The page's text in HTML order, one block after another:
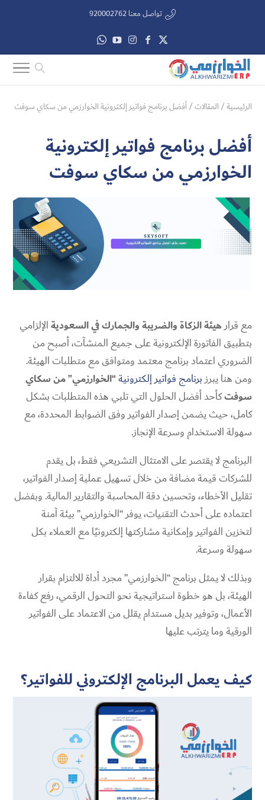
تواصل معنا 920002762
الرئيسية/ المقالات/أفضل برنامج فواتير إلكترونية الخوارزمي من سكاي سوفت
أفضل برنامج فواتير إلكترونية
الخوارزمي من سكاي سوفت
مع قرارهيئة الزكاة والضريبة والجمارك في السعوديةالإلزامي
بتطبيق الفاتورة الإلكترونية على جميع المنشآت، أصبح من
الضروري اعتماد برنامج معتمد ومتوافق مع متطلبات الهيئة.
ومن هنا يبرزبرنامج فواتير إلكترونية“الخوارزمي” من سكاي
سوفتكأحد أفضل الحلول التي تلبي هذه المتطلبات بشكل
كامل، حيث يضمن إصدار الفواتير وفق الضوابط المحددة، مع
سهولة الاستخدام وسرعة الإنجاز.
البرنامج لا يقتصر على الامتثال التشريعي فقط، بل يقدم
للشركات قيمة مضافة من خلال تسهيل عملية إصدار الفواتير،
تقليل الأخطاء، وتحسين دقة المحاسبة والتقارير المالية. وبفضل
اعتماده على أحدث التقنيات، يوفر “الخوارزمي” بيئة آمنة
لتخزين الفواتير وإمكانية مشاركتها إلكترونيًا مع العملاء بكل
سهولة وسرعة.
وبذلك لا يمثل برنامج “الخوارزمي” مجرد أداة للالتزام بقرار
الهيئة، بل هو خطوة استراتيجية نحو التحول الرقمي، رفع كفاءة
الأعمال، وتوفير بديل مستدام يقلل من الاعتماد على الفواتير
الورقية وما يترتب عليها
كيف يعمل البرنامج الإلكتروني للفواتير؟